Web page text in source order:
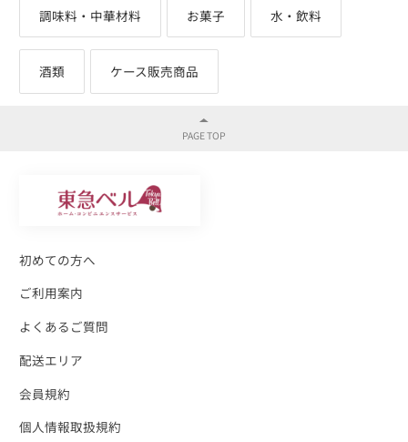
調味料・中華材料 お菓子 水・飲料
酒類 ケース販売商品
初めての方へ
ご利用案内
よくあるご質問
配送エリア
会員規約
個人情報取扱規約